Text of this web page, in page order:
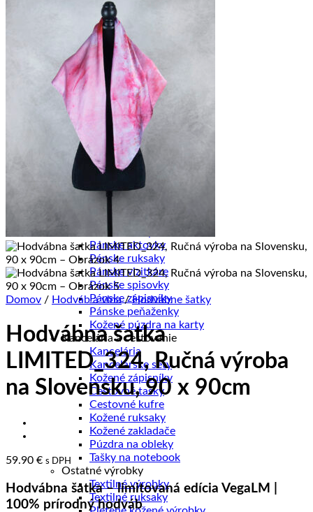
Klasické kovové pracky
Klasické kožené remene
Dámske výrobky
Dámske diáre
Dámske etuje
Dámske tašky
Dámske aktovky
Dámske kabelky
Dámske ruksaky
Dámske vizitkáre
Dámske spisovky
Dámske zápisníky
Dámske peňaženky
Pánske výrobky
Pánske aktovky
Pánske ruksaky
Pánske vizitkáre
Pánske spisovky
Pánske zápisníky
Pánske peňaženky
Kožené púzdra na karty
Kancelária a cestovanie
Kancelária
Kancelárske sety
Kožené zápisníky
Cestovné tašky
Cestovné kufre
Kožené ruksaky
Kožené zakladače
Púzdra na obleky
Tašky na notebook
Ostatné výrobky
Textilné výrobky
Textilné ruksaky
Domov / Hodváb a vlna / Hodvábne šatky
Hodvábna šatka
LIMITED_324, Ručná výroba
na Slovensku, 90 x 90cm
59.90 € s DPH
Hodvábna šatka – limitovaná edícia VegaLM |
100% prírodný hodváb